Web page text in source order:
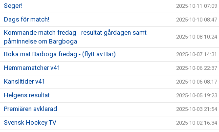
Seger! 2025-10-11 07:09
Dags för match! 2025-10-10 08:47
Kommande match fredag - resultat gårdagen samt
påminnelse om Bargboga
2025-10-08 10:24
Boka mat Barboga fredag - (flytt av Bar) 2025-10-07 14:31
Hemmamatcher v41 2025-10-06 22:37
Kanslitider v41 2025-10-06 08:17
Helgens resultat 2025-10-05 19:23
Premiären avklarad 2025-10-03 21:54
Svensk Hockey TV 2025-10-02 16:34